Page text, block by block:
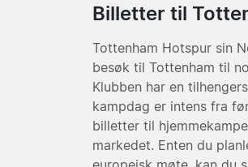
Billetter til
Tottenham Hotspur sin
besøk til Tottenham til
Klubben har en
kampdag er intens fra
billetter til
markedet. Enten du